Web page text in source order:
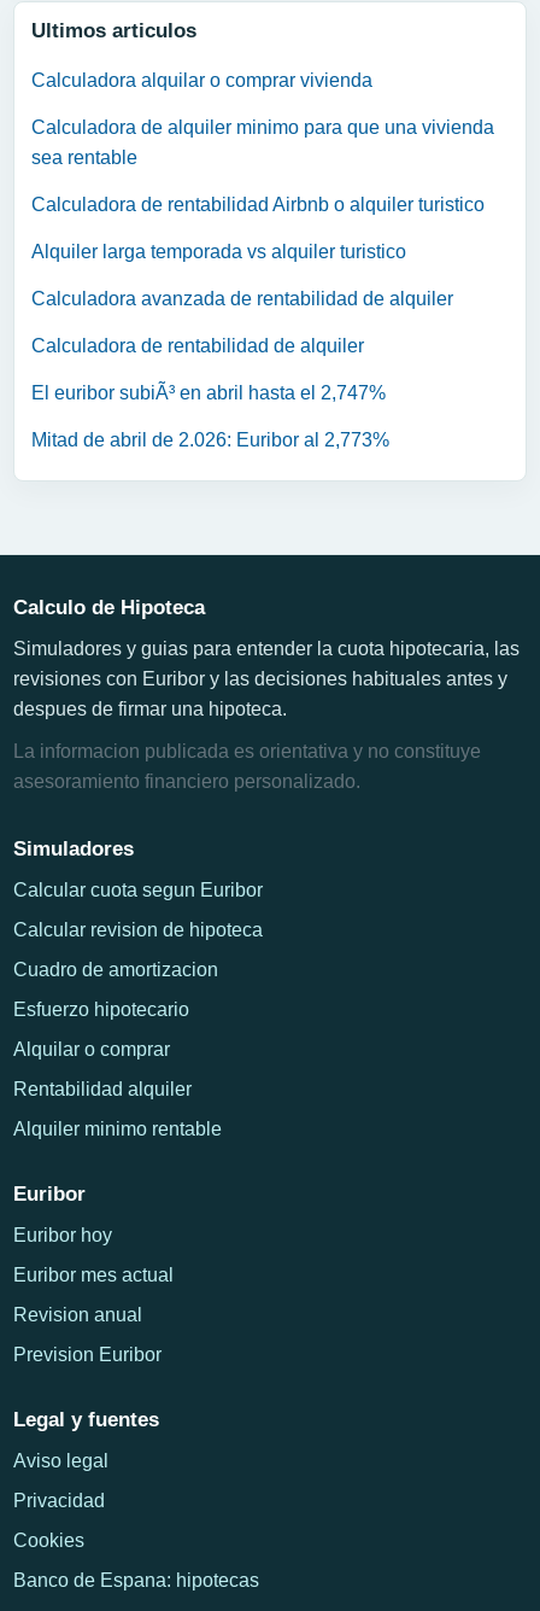
Ultimos articulos
Calculadora alquilar o comprar vivienda
Calculadora de alquiler minimo para que una vivienda
sea rentable
Calculadora de rentabilidad Airbnb o alquiler turistico
Alquiler larga temporada vs alquiler turistico
Calculadora avanzada de rentabilidad de alquiler
Calculadora de rentabilidad de alquiler
El euribor subiÃ³ en abril hasta el 2,747%
Mitad de abril de 2.026: Euribor al 2,773%
Calculo de Hipoteca
Simuladores y guias para entender la cuota hipotecaria, las
revisiones con Euribor y las decisiones habituales antes y
despues de firmar una hipoteca.
La informacion publicada es orientativa y no constituye
asesoramiento financiero personalizado.
Simuladores
Calcular cuota segun Euribor
Calcular revision de hipoteca
Cuadro de amortizacion
Esfuerzo hipotecario
Alquilar o comprar
Rentabilidad alquiler
Alquiler minimo rentable
Euribor
Euribor hoy
Euribor mes actual
Revision anual
Prevision Euribor
Legal y fuentes
Aviso legal
Privacidad
Cookies
Banco de Espana: hipotecas